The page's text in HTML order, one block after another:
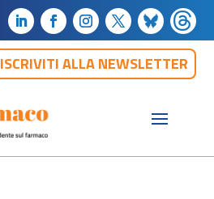
ISCRIVITI ALLA NEWSLETTER